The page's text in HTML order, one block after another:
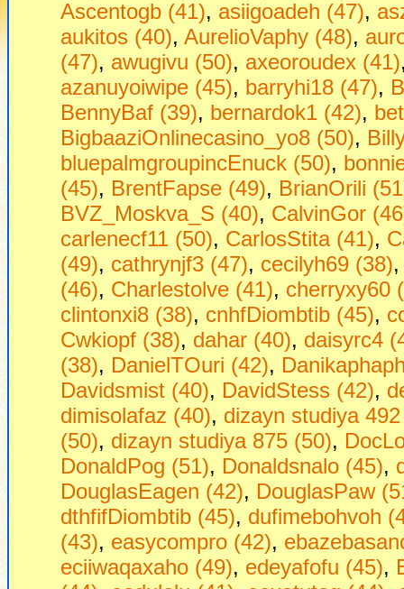
Ascentogb (41), asiigoadeh (47),
aukitos (40), AurelioVaphy (48),
(47), awugivu (50), axeoroudex (41)
azanuyoiwipe (45), barryhi18 (47),
BennyBaf (39), bernardok1 (42),
BigbaaziOnlinecasino_yo8 (50),
bluepalmgroupincEnuck (50),
(45), BrentFapse (49), BrianOrili
BVZ_Moskva_S (40), CalvinGor
carlenecf11 (50), CarlosStita (41),
(49), cathrynjf3 (47), cecilyh69 (38)
(46), Charlestolve (41), cherryxy60
clintonxi8 (38), cnhfDiombtib (45),
Cwkiopf (38), dahar (40), daisyrc4
(38), DanielTOuri (42),
Davidsmist (40), DavidStess (42),
dimisolafaz (40), dizayn studiya
(50), dizayn studiya 875 (50),
DonaldPog (51), Donaldsnalo (45),
DouglasEagen (42), DouglasPaw
dthfifDiombtib (45), dufimebohvoh
(43), easycompro (42),
eciiwaqaxaho (49), edeyafofu (45),